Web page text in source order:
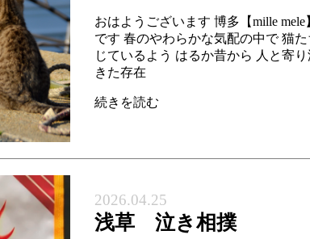
おはようございます 博多【mille
です 春のやわらかな気配の中で 猫
じているよう はるか昔から 人と寄
きた存在
続きを読む
2026.04.25
浅草 泣き相撲